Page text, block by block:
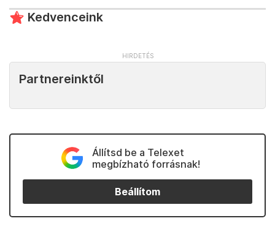
Kedvenceink
Partnereinktől
Állítsd be a Telexet
megbízható forrásnak!
Beállítom